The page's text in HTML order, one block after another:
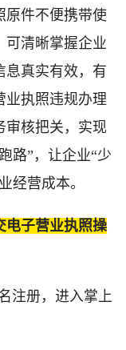
原件不便携带使
可清晰掌握企业
息真实有效，有
业执照违规办理
审核把关，实现
路”，让企业“少
经营成本。
电子营业执照操
注册，进入掌上